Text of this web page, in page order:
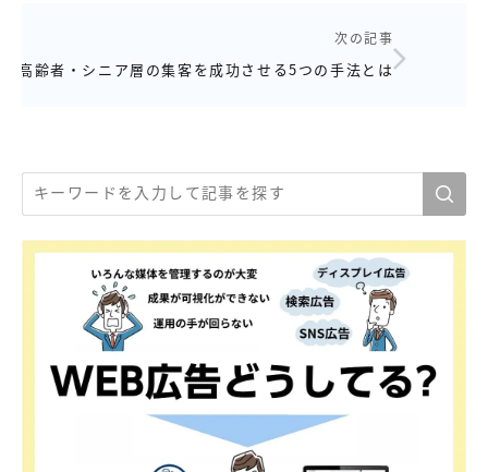
次の記事
高齢者・シニア層の集客を成功させる5つの手法とは